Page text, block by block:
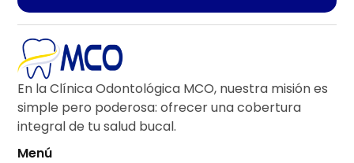
En la Clínica Odontológica MCO, nuestra misión es
simple pero poderosa: ofrecer una cobertura
integral de tu salud bucal.
Menú